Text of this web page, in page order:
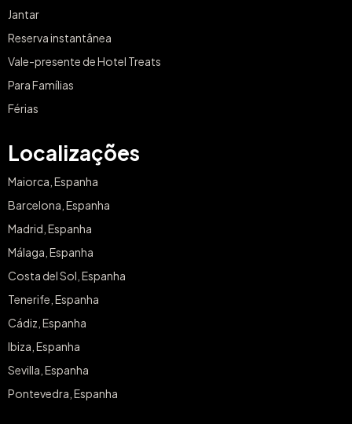
Jantar
Reserva instantânea
Vale-presente de Hotel Treats
Para Famílias
Férias
Localizações
Maiorca, Espanha
Barcelona, Espanha
Madrid, Espanha
Málaga, Espanha
Costa del Sol, Espanha
Tenerife, Espanha
Cádiz, Espanha
Ibiza, Espanha
Sevilla, Espanha
Pontevedra, Espanha